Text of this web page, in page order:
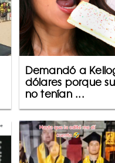
Demandó a
dólares porque
no tenían ...